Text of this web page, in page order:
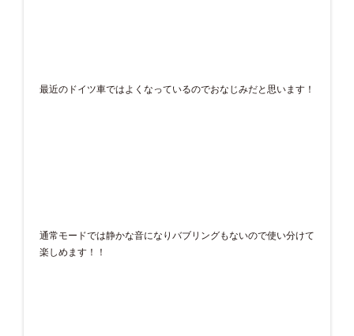
最近のドイツ車ではよくなっているのでおなじみだと思います！
通常モードでは静かな音になりバブリングもないので使い分けて
楽しめます！！